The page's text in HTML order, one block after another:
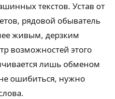
текстов. Устав от
рядовой обыватель
живым, дерзким
возможностей этого
лишь обменом
ошибиться, нужно